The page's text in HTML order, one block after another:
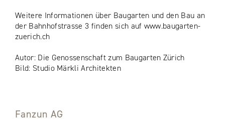
Weitere Informationen über Baugarten und den Bau an
der Bahnhofstrasse 3 finden sich auf www.baugarten-
zuerich.ch
Autor: Die Genossenschaft zum Baugarten Zürich
Bild: Studio Märkli Architekten
Fanzun AG